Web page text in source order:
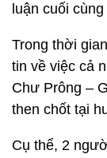
luận cuối
Trong thời
tin về việc cả
Chư Prông –
then chốt tại
Cụ thể, 2